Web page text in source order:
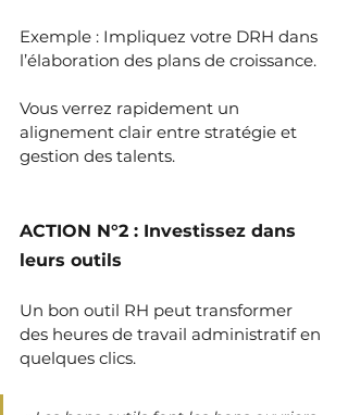
Exemple : Impliquez votre DRH dans
l’élaboration des plans de croissance.
Vous verrez rapidement un
alignement clair entre stratégie et
gestion des talents.
ACTION N°2 : Investissez dans
leurs outils
Un bon outil RH peut transformer
des heures de travail administratif en
quelques clics.